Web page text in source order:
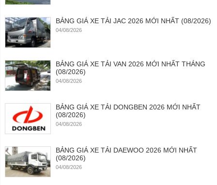
BẢNG GIÁ XE TẢI JAC 2026 MỚI NHẤT (08/2026)
04/08/2026
BẢNG GIÁ XE TẢI VAN 2026 MỚI NHẤT THÁNG
(08/2026)
04/08/2026
BẢNG GIÁ XE TẢI DONGBEN 2026 MỚI NHẤT
(08/2026)
04/08/2026
BẢNG GIÁ XE TẢI DAEWOO 2026 MỚI NHẤT
(08/2026)
04/08/2026